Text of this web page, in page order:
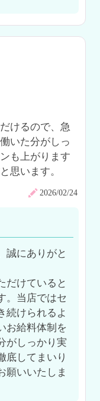
けるので、急
いた分がしっ
も上がります
思います。
2026/02/24
誠にありがと
だけていると
。当店ではセ
続けられるよ
お給料体制を
がしっかり実
底してまいり
願いいたしま